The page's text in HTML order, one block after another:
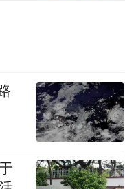
车为新能源乘用
2019年12月31日
登录全国汽车流